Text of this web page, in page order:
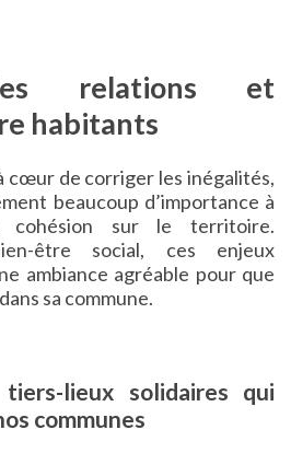
relations et
habitants
cœur de corriger les inégalités,
beaucoup d’importance à
sur le territoire.
être social, ces enjeux
ambiance agréable pour que
sa commune.
lieux solidaires qui
communes